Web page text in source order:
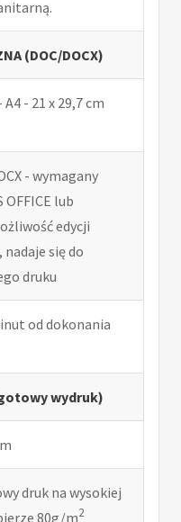
(DOC/DOCX)
A4 - 21 x 29,7 cm
- wymagany
lub
edycji
się do
druku
od dokonania
wydruk)
druk na wysokiej
80g/m2